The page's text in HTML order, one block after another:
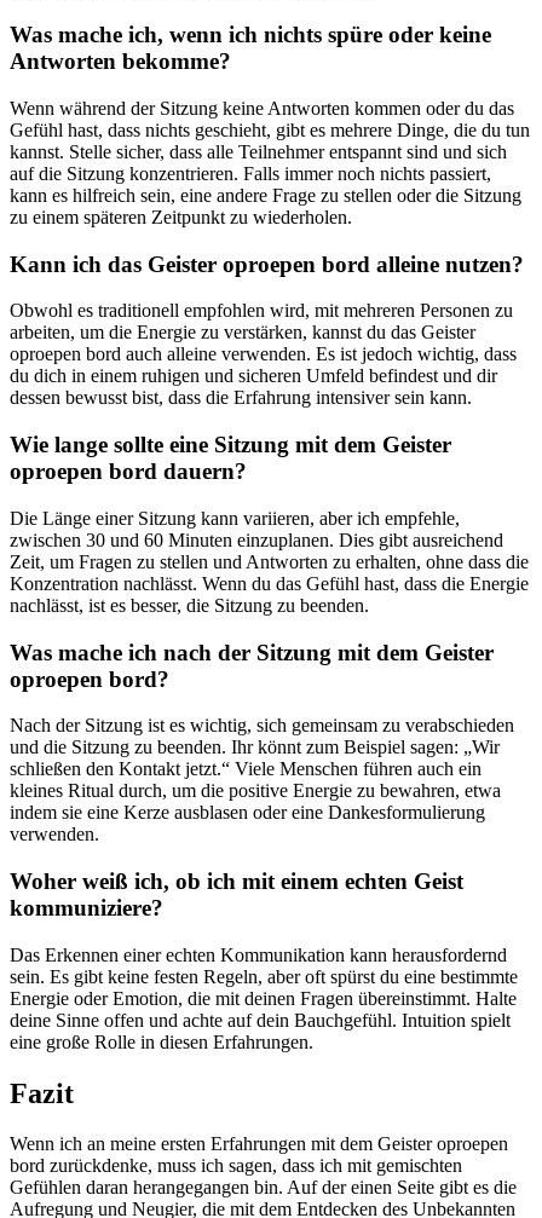
Was mache ich, wenn ich nichts spüre oder keine
Antworten bekomme?
Wenn während der Sitzung keine Antworten kommen oder du das
Gefühl hast, dass nichts geschieht, gibt es mehrere Dinge, die du tun
kannst. Stelle sicher, dass alle Teilnehmer entspannt sind und sich
auf die Sitzung konzentrieren. Falls immer noch nichts passiert,
kann es hilfreich sein, eine andere Frage zu stellen oder die Sitzung
zu einem späteren Zeitpunkt zu wiederholen.
Kann ich das Geister oproepen bord alleine nutzen?
Obwohl es traditionell empfohlen wird, mit mehreren Personen zu
arbeiten, um die Energie zu verstärken, kannst du das Geister
oproepen bord auch alleine verwenden. Es ist jedoch wichtig, dass
du dich in einem ruhigen und sicheren Umfeld befindest und dir
dessen bewusst bist, dass die Erfahrung intensiver sein kann.
Wie lange sollte eine Sitzung mit dem Geister
oproepen bord dauern?
Die Länge einer Sitzung kann variieren, aber ich empfehle,
zwischen 30 und 60 Minuten einzuplanen. Dies gibt ausreichend
Zeit, um Fragen zu stellen und Antworten zu erhalten, ohne dass die
Konzentration nachlässt. Wenn du das Gefühl hast, dass die Energie
nachlässt, ist es besser, die Sitzung zu beenden.
Was mache ich nach der Sitzung mit dem Geister
oproepen bord?
Nach der Sitzung ist es wichtig, sich gemeinsam zu verabschieden
und die Sitzung zu beenden. Ihr könnt zum Beispiel sagen: „Wir
schließen den Kontakt jetzt.“ Viele Menschen führen auch ein
kleines Ritual durch, um die positive Energie zu bewahren, etwa
indem sie eine Kerze ausblasen oder eine Dankesformulierung
verwenden.
Woher weiß ich, ob ich mit einem echten Geist
kommuniziere?
Das Erkennen einer echten Kommunikation kann herausfordernd
sein. Es gibt keine festen Regeln, aber oft spürst du eine bestimmte
Energie oder Emotion, die mit deinen Fragen übereinstimmt. Halte
deine Sinne offen und achte auf dein Bauchgefühl. Intuition spielt
eine große Rolle in diesen Erfahrungen.
Fazit
Wenn ich an meine ersten Erfahrungen mit dem Geister oproepen
bord zurückdenke, muss ich sagen, dass ich mit gemischten
Gefühlen daran herangegangen bin. Auf der einen Seite gibt es die
Aufregung und Neugier, die mit dem Entdecken des Unbekannten